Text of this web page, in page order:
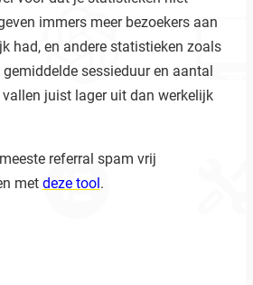
immers meer bezoekers aan
had, en andere statistieken zoals
sessieduur en aantal
vallen juist lager uit dan werkelijk
referral spam vrij
met deze tool.